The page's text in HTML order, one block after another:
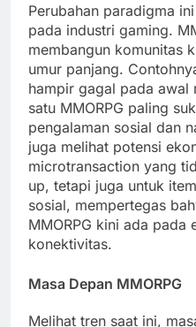
Perubahan paradigma
pada industri gaming.
membangun komunitas
umur panjang.
hampir gagal pada awal
satu MMORPG paling
pengalaman sosial dan
juga melihat potensi
microtransaction yang
up, tetapi juga untuk
sosial, mempertegas
MMORPG kini ada pada
konektivitas.
Masa Depan MMORPG
Melihat tren saat ini,